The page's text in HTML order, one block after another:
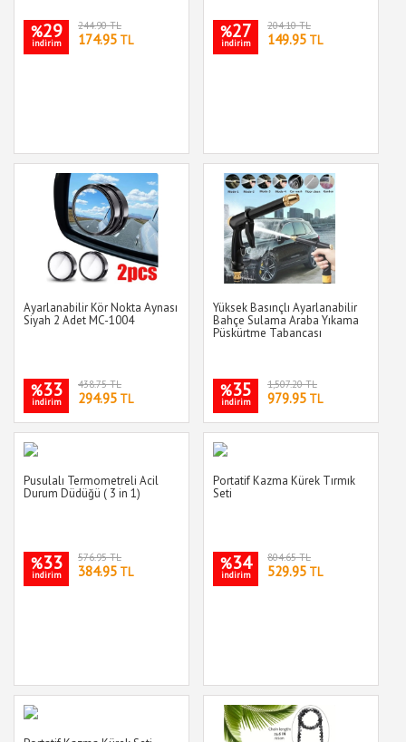
%29
indirim
244.90 TL
174.95 TL %27
indirim
204.10 TL
149.95 TL
Ayarlanabilir Kör Nokta Aynası
Siyah 2 Adet MC-1004
%33
indirim
438.75 TL
294.95 TL
Yüksek Basınçlı Ayarlanabilir
Bahçe Sulama Araba Yıkama
Püskürtme Tabancası
%35
indirim
1,507.20 TL
979.95 TL
Pusulalı Termometreli Acil
Durum Düdüğü ( 3 in 1)
%33
indirim
576.95 TL
384.95 TL
Portatif Kazma Kürek Tırmık
Seti
%34
indirim
804.65 TL
529.95 TL